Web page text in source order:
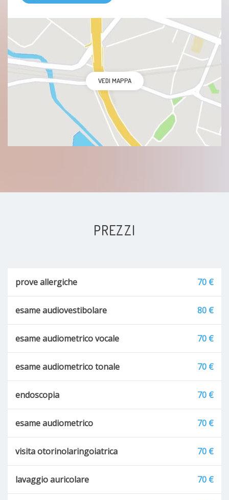
VEDI MAPPA
PREZZI
prove allergiche 70 €
esame audiovestibolare 80 €
esame audiometrico vocale 70 €
esame audiometrico tonale 70 €
endoscopia 70 €
esame audiometrico 70 €
visita otorinolaringoiatrica 70 €
lavaggio auricolare 70 €